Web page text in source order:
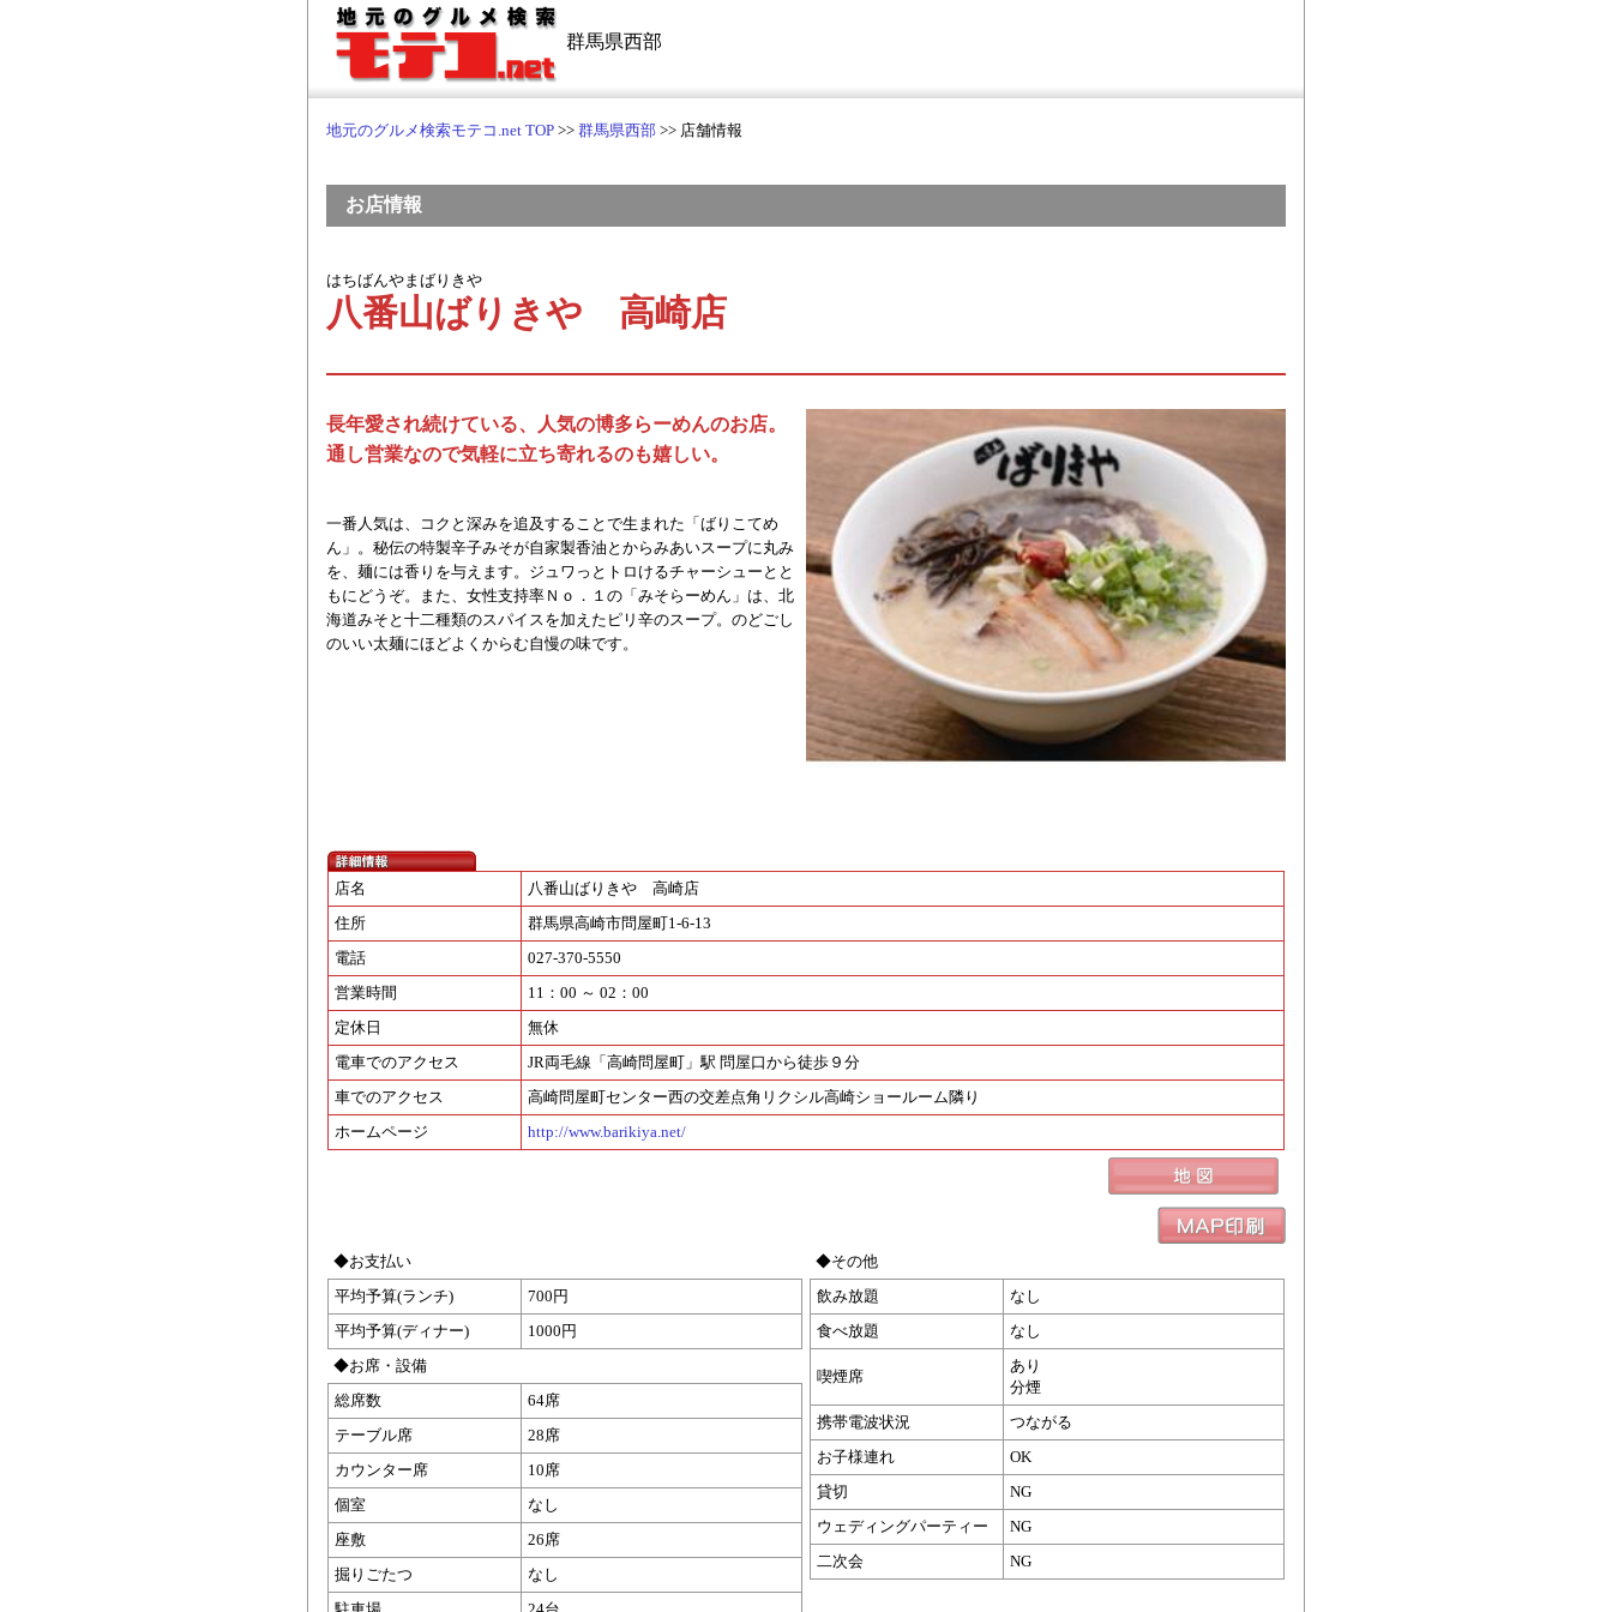
群馬県西部
地元のグルメ検索モテコ.net TOP >> 群馬県西部 >> 店舗情報
お店情報
はちばんやまばりきや
八番山ばりきや 高崎店
長年愛され続けている、人気の博多らーめんのお店。
通し営業なので気軽に立ち寄れるのも嬉しい。
一番人気は、コクと深みを追及することで生まれた「ばりこてめ
ん」。秘伝の特製辛子みそが自家製香油とからみあいスープに丸み
を、麺には香りを与えます。ジュワっとトロけるチャーシューとと
もにどうぞ。また、女性支持率Ｎｏ．１の「みそらーめん」は、北
海道みそと十二種類のスパイスを加えたピリ辛のスープ。のどごし
のいい太麺にほどよくからむ自慢の味です。
店名
八番山ばりきや 高崎店
住所
群馬県高崎市問屋町1-6-13
電話
027-370-5550
営業時間
11：00 ～ 02：00
定休日
無休
電車でのアクセス
JR両毛線「高崎問屋町」駅 問屋口から徒歩９分
車でのアクセス
高崎問屋町センター西の交差点角リクシル高崎ショールーム隣り
ホームページ
http://www.barikiya.net/
◆お支払い
平均予算(ランチ)
700円
平均予算(ディナー)
1000円
◆お席・設備
総席数
64席
テーブル席
28席
カウンター席
10席
個室
なし
座敷
26席
掘りごたつ
なし
◆その他
飲み放題
なし
食べ放題
なし
喫煙席
あり
分煙
携帯電波状況
つながる
お子様連れ
OK
貸切
NG
ウェディングパーティー
NG
二次会
NG